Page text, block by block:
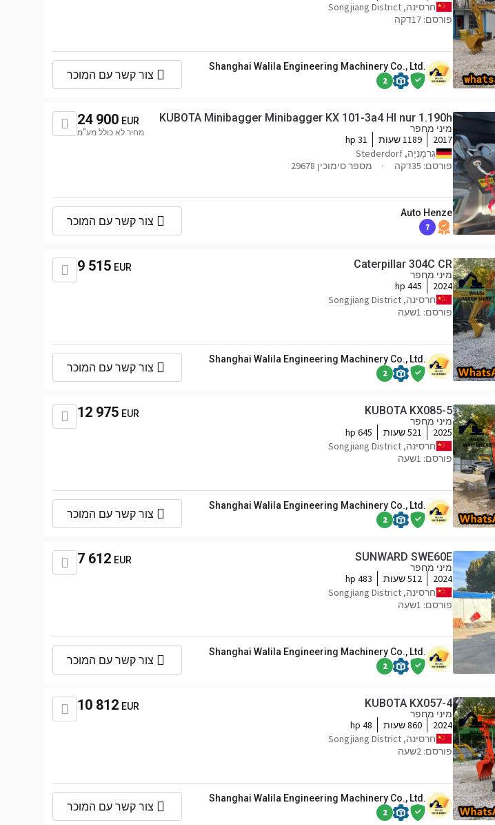
חרסינה, Songjiang District
פורסם: 17דקה
Shanghai Walila Engineering Machinery Co., Ltd.
2 צור קשר עם המוכר
KUBOTA Minibagger Minibagger KX 101-3a4 HI nur 1.190h
מיני מחפר
2017
1189 שעות
31 hp
גֶרמָנִיָה, Stederdorf
פורסם: 35דקה
מספר סימוכין 29678
24 900 EUR
מחיר לא כולל מע"מ
Auto Henze
7 צור קשר עם המוכר
Caterpillar 304C CR
מיני מחפר
2024
445 hp
חרסינה, Songjiang District
פורסם: 1שעה
9 515 EUR
Shanghai Walila Engineering Machinery Co., Ltd.
2 צור קשר עם המוכר
KUBOTA KX085-5
מיני מחפר
2025
521 שעות
645 hp
חרסינה, Songjiang District
פורסם: 1שעה
12 975 EUR
Shanghai Walila Engineering Machinery Co., Ltd.
2 צור קשר עם המוכר
SUNWARD SWE60E
מיני מחפר
2024
512 שעות
483 hp
חרסינה, Songjiang District
פורסם: 1שעה
7 612 EUR
Shanghai Walila Engineering Machinery Co., Ltd.
2 צור קשר עם המוכר
KUBOTA KX057-4
מיני מחפר
2024
860 שעות
48 hp
חרסינה, Songjiang District
פורסם: 2שעה
10 812 EUR
Shanghai Walila Engineering Machinery Co., Ltd.
2 צור קשר עם המוכר